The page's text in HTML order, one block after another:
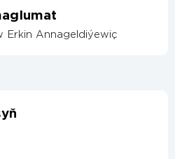
Erkin Annageldiýewiç